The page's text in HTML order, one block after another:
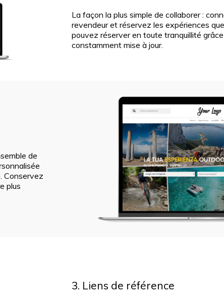
La façon la plus simple de collaborer :
revendeur et réservez les expériences
pouvez réserver en toute tranquillité
constamment mise à jour.
de
Conservez
plus
3. Liens de référence